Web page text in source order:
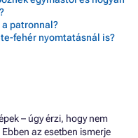
patronnal?
fehér nyomtatásnál is?
– úgy érzi, hogy nem
az esetben ismerje